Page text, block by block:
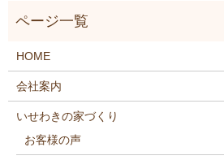
HOME
会社案内
いせわきの家づくり
お客様の声